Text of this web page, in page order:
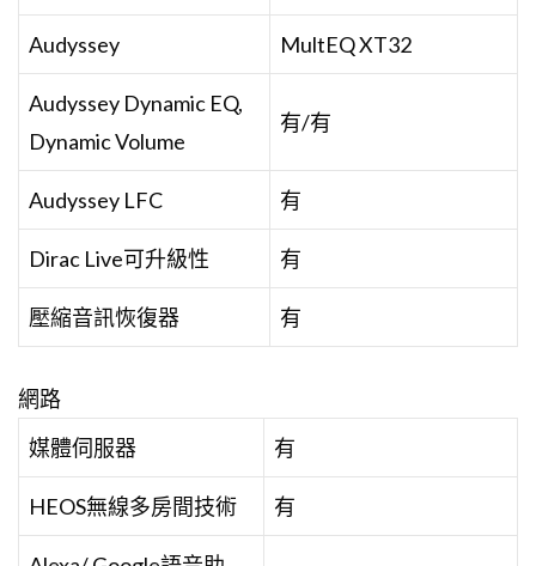
Audyssey MultEQ XT32
Audyssey Dynamic EQ,
Dynamic Volume
有/有
Audyssey LFC 有
Dirac Live可升級性 有
壓縮音訊恢復器 有
網路
媒體伺服器
有
HEOS無線多房間技術 有